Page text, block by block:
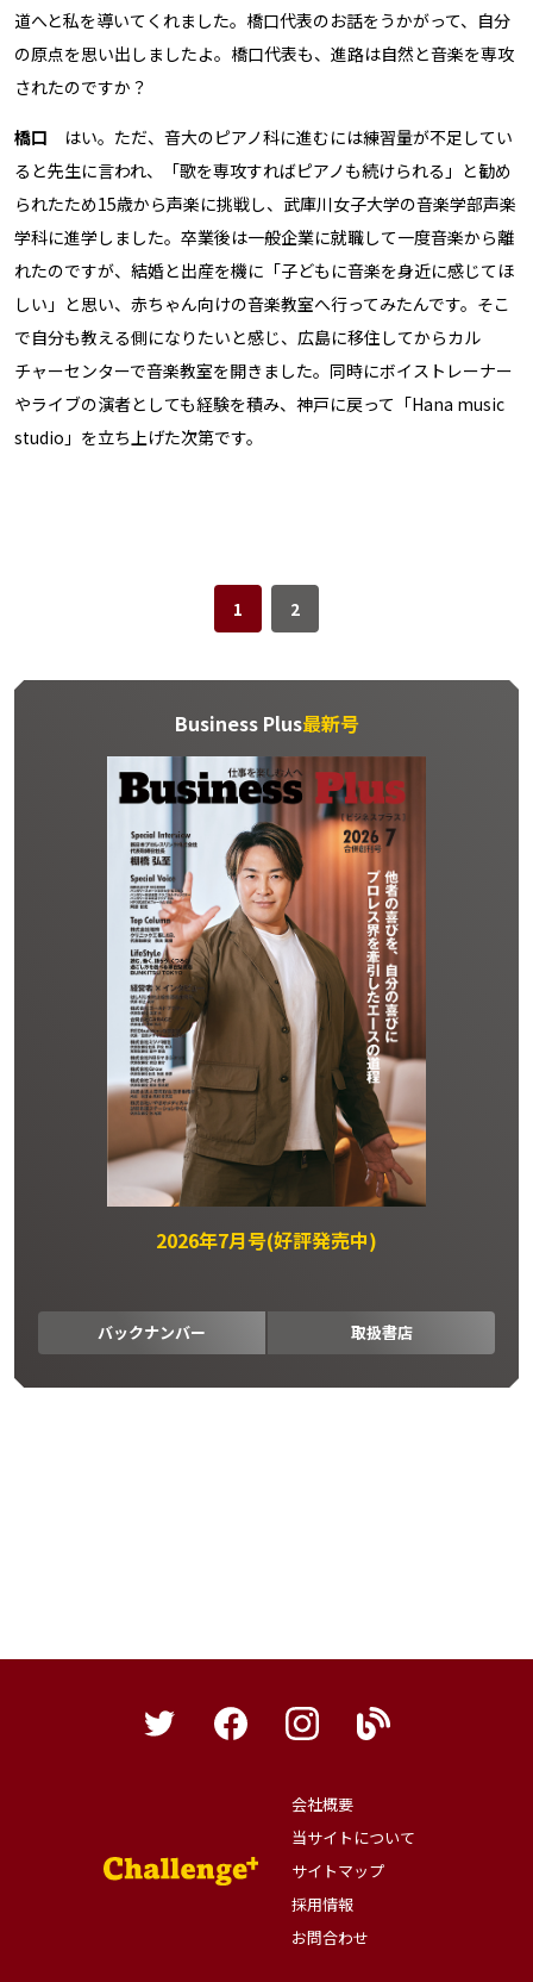
道へと私を導いてくれました。橋口代表のお話をうかがって、自分
の原点を思い出しましたよ。橋口代表も、進路は自然と音楽を専攻
されたのですか？
橋口 はい。ただ、音大のピアノ科に進むには練習量が不足してい
ると先生に言われ、「歌を専攻すればピアノも続けられる」と勧め
られたため15歳から声楽に挑戦し、武庫川女子大学の音楽学部声楽
学科に進学しました。卒業後は一般企業に就職して一度音楽から離
れたのですが、結婚と出産を機に「子どもに音楽を身近に感じてほ
しい」と思い、赤ちゃん向けの音楽教室へ行ってみたんです。そこ
で自分も教える側になりたいと感じ、広島に移住してからカル
チャーセンターで音楽教室を開きました。同時にボイストレーナー
やライブの演者としても経験を積み、神戸に戻って「Hana music
studio」を立ち上げた次第です。
1 2
Business Plus最新号
2026年7月号(好評発売中)
バックナンバー 取扱書店
会社概要
当サイトについて
サイトマップ
採用情報
お問合わせ